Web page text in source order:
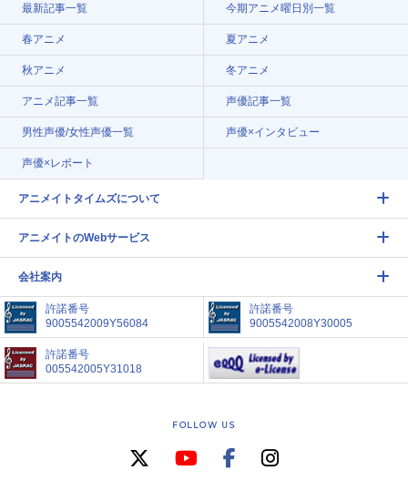
最新記事一覧 今期アニメ曜日別一覧
春アニメ 夏アニメ
秋アニメ 冬アニメ
アニメ記事一覧 声優記事一覧
男性声優/女性声優一覧 声優×インタビュー
声優×レポート
アニメイトタイムズについて
アニメイトのWebサービス
会社案内
許諾番号
9005542009Y56084
許諾番号
9005542008Y30005
許諾番号
005542005Y31018
FOLLOW US